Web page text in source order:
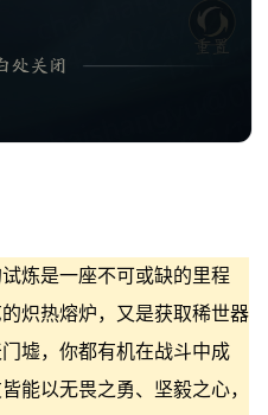
炼是一座不可或缺的里程
炽热熔炉，又是获取稀世器
墟，你都有机在战斗中成
能以无畏之勇、坚毅之心，